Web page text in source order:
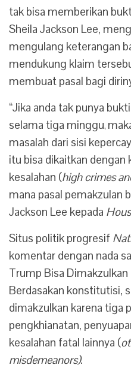
tak bisa memberikan
Sheila Jackson Lee,
mengulang keterangan
mendukung klaim
membuat pasal bagi
“Jika anda tak punya
selama tiga minggu,
masalah dari sisi
itu bisa dikaitkan
kesalahan (high crimes
mana pasal pemakzulan
Jackson Lee kepada
Situs politik progresif
komentar dengan nada
Trump Bisa Dimakzulkan
Berdasakan konstitutisi,
dimakzulkan karena tiga
pengkhianatan,
kesalahan fatal lainnya (
misdemeanors).